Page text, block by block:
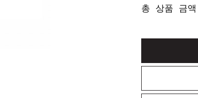
총 상품 금액